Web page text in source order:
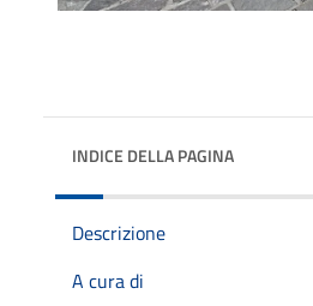
INDICE DELLA PAGINA
Descrizione
A cura di